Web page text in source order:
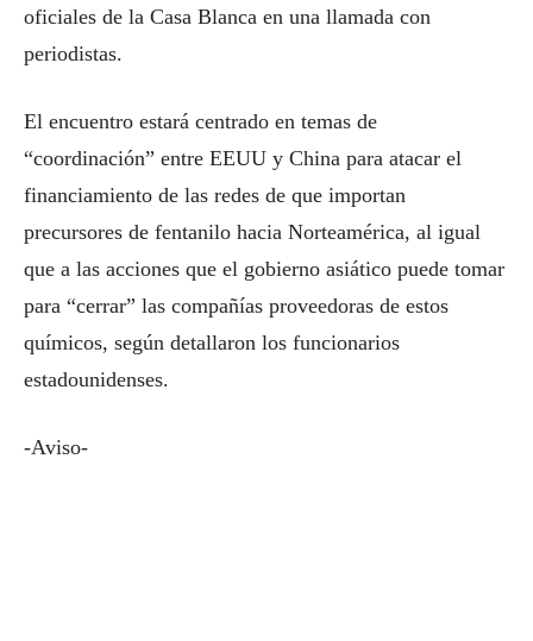
oficiales de la Casa Blanca en una llamada con
periodistas.
El encuentro estará centrado en temas de
“coordinación” entre EEUU y China para atacar el
financiamiento de las redes de que importan
precursores de fentanilo hacia Norteamérica, al igual
que a las acciones que el gobierno asiático puede tomar
para “cerrar” las compañías proveedoras de estos
químicos, según detallaron los funcionarios
estadounidenses.
-Aviso-